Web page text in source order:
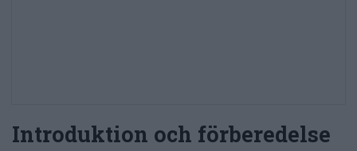
Introduktion och förberedelse